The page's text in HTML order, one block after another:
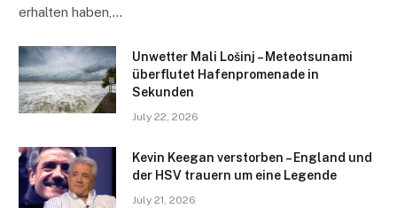
erhalten haben,…
Unwetter Mali Lošinj – Meteotsunami
überflutet Hafenpromenade in
Sekunden
July 22, 2026
Kevin Keegan verstorben – England und
der HSV trauern um eine Legende
July 21, 2026